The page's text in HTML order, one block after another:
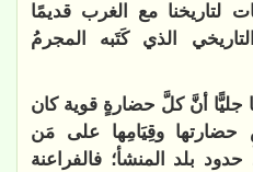
لتاريخنا مع الغرب قديمًا
الذي كَتَبه المجرمُ
جليًّا أنَّ كلَّ حضارةٍ قوية كان
وقِيَامِها على مَن
بلد المنشأ؛ فالفراعنة